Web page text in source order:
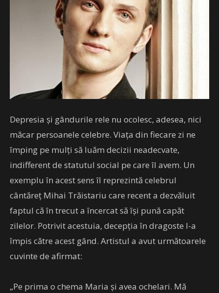
Depresia şi gândurile rele nu ocolesc, adesea, nici
măcar persoanele celebre. Viaţa din fiecare zi ne
împing pe mulţi să luăm decizii neadecvate,
indifferent de statutul social pe care îl avem. Un
exemplu în acest sens îl reprezintă celebrul
cântăreţ Mihai Trăistariu care recent a dezvăluit
faptul că în trecut a încercat să îşi pună capăt
zilelor. Potrivit acestuia, decepţia în dragoste l-a
împis către acest gând. Artistul a avut următoarele
cuvinte de afirmat:
„Pe prima o chema Maria și avea ochelari. Mă